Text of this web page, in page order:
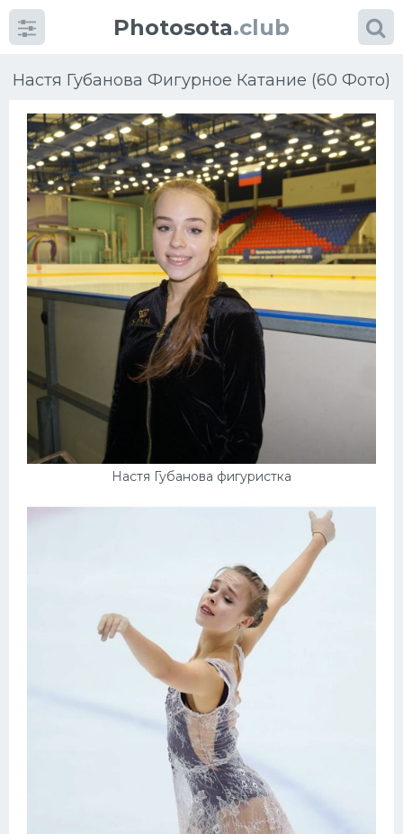
Photosota.club
Настя Губанова Фигурное Катание (60 Фото)
Настя Губанова фигуристка
Категории Фото
Еще картинки...
Футбол
Хоккей
Велогонки
Конькобежный спорт
Тренажеры